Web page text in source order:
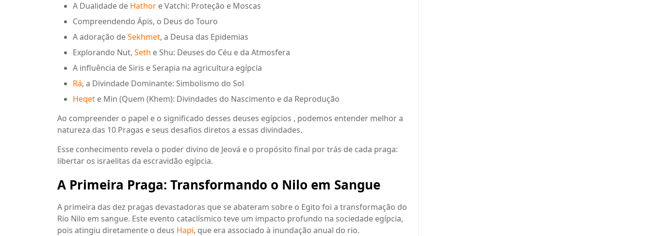
A Dualidade de Hathor e Vatchi: Proteção e Moscas
Compreendendo Ápis, o Deus do Touro
A adoração deSekhmet, a Deusa das Epidemias
Explorando Nut, Seth e Shu: Deuses do Céu e da Atmosfera
A influência de Siris e Serapia na agricultura egípcia
Rá, a Divindade Dominante: Simbolismo do Sol
Heqet e Min (Quem (Khem): Divindades do Nascimento e da Reprodução
Ao compreender o papel e o significado desses deuses egípcios , podemos entender melhor a
natureza das 10 Pragas e seus desafios diretos a essas divindades.
Esse conhecimento revela o poder divino de Jeová e o propósito final por trás de cada praga:
libertar os israelitas da escravidão egípcia.
A Primeira Praga: Transformando o Nilo em Sangue
A primeira das dez pragas devastadoras que se abateram sobre o Egito foi a transformação do
Rio Nilo em sangue. Este evento cataclísmico teve um impacto profundo na sociedade egípcia,
pois atingiu diretamente o deus Hapi, que era associado à inundação anual do rio.